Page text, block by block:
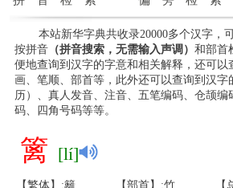
本站新华字典共收录20000多个汉字，
按拼音（拼音搜索，无需输入声调） 和部首
便地查询到汉字的字意和相关解释，还可以
画、笔顺、部首等，此外还可以查询到汉字
历）、真人发音、注音、五笔编码、仓颉编
码、四角号码等等。
篱 [lí]
【繁体】:籬 【部首】:竹